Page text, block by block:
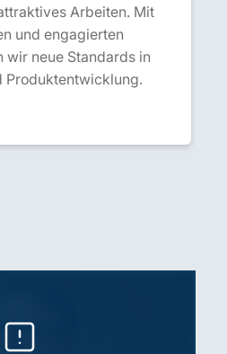
Arbeiten. Mit
und engagierten
wir neue Standards in
Produktentwicklung.